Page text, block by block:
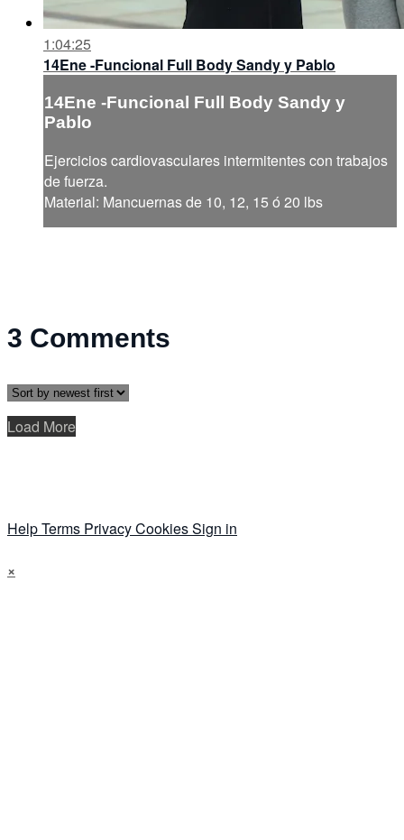
1:04:25
14Ene -Funcional Full Body Sandy y Pablo
14Ene -Funcional Full Body Sandy y
Pablo
Ejercicios cardiovasculares intermitentes con trabajos
de fuerza.
Material: Mancuernas de 10, 12, 15 ó 20 lbs
3 Comments
Load More
HelpTerms PrivacyCookiesSign in
×